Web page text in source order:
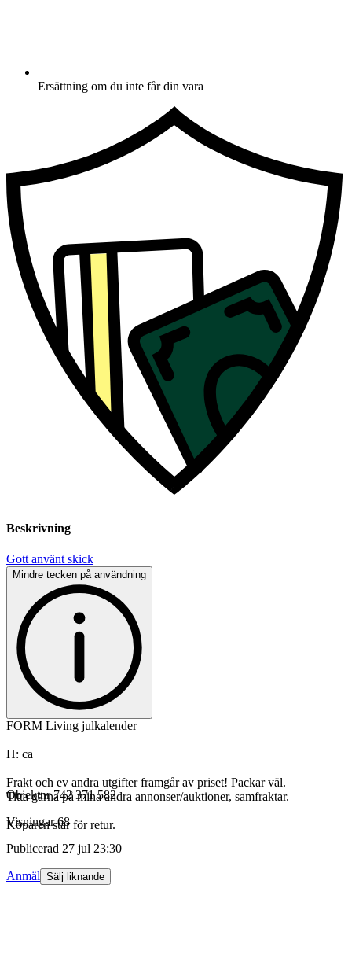
Ersättning om du inte får din vara
Beskrivning
Gott använt skick
Mindre tecken på användning
FORM Living julkalender
H: ca
Frakt och ev andra utgifter framgår av priset! Packar väl.
Titta gärna på mina andra annonser/auktioner, samfraktar.
Köparen står för retur.
Objektnr 742 371 582
Visningar 68
Publicerad 27 jul 23:30
Anmäl Sälj liknande